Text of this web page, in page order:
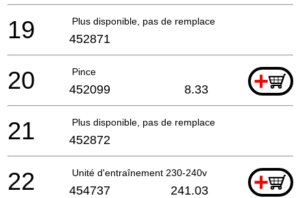
Plus disponible, pas de remplacement
19 452871
Pince +
20 452099 8.33
Plus disponible, pas de remplacement
21 452872
Unité d'entraînement 230-240v +
22 454737 241.03